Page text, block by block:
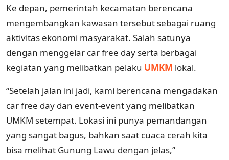
Ke depan, pemerintah kecamatan berencana
mengembangkan kawasan tersebut sebagai ruang
aktivitas ekonomi masyarakat. Salah satunya
dengan menggelar car free day serta berbagai
kegiatan yang melibatkan pelaku UMKM lokal.
“Setelah jalan ini jadi, kami berencana mengadakan
car free day dan event-event yang melibatkan
UMKM setempat. Lokasi ini punya pemandangan
yang sangat bagus, bahkan saat cuaca cerah kita
bisa melihat Gunung Lawu dengan jelas,”